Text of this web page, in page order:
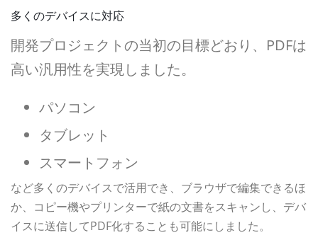
多くのデバイスに対応
開発プロジェクトの当初の目標どおり、PDFは
高い汎用性を実現しました。
パソコン
タブレット
スマートフォン
など多くのデバイスで活用でき、ブラウザで編集できるほ
か、コピー機やプリンターで紙の文書をスキャンし、デバ
イスに送信してPDF化することも可能にしました。